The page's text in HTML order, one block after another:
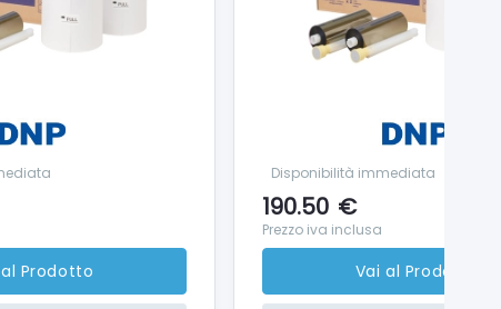
Prodotto
Disponibilità immediata
190.50 €
Prezzo iva inclusa
Vai al Prodotto